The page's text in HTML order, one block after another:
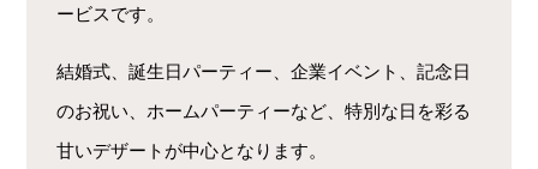
ービスです。
結婚式、誕生日パーティー、企業イベント、記念日
のお祝い、ホームパーティーなど、特別な日を彩る
甘いデザートが中心となります。